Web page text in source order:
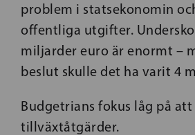
problem i statsekonomin
offentliga utgifter.
miljarder euro är enormt –
beslut skulle det ha varit 4
Budgetrians fokus låg på
tillväxtåtgärder.